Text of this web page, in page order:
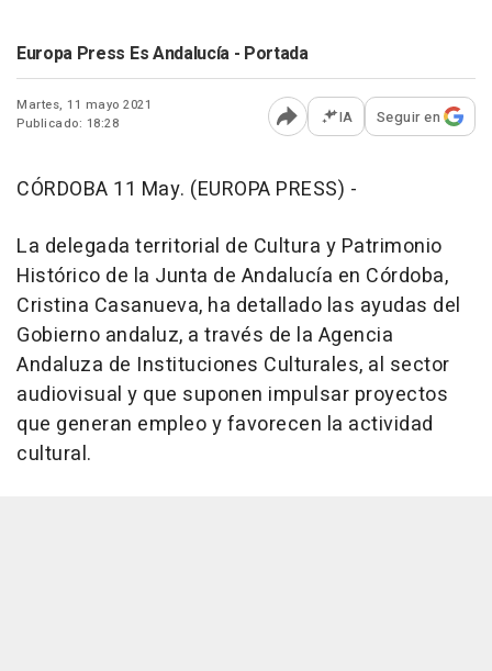
Europa Press Es Andalucía - Portada
Martes, 11 mayo 2021
Publicado: 18:28
Abrir opciones para
IA Seguir en
CÓRDOBA 11 May. (EUROPA PRESS) -
La delegada territorial de Cultura y Patrimonio
Histórico de la Junta de Andalucía en Córdoba,
Cristina Casanueva, ha detallado las ayudas del
Gobierno andaluz, a través de la Agencia
Andaluza de Instituciones Culturales, al sector
audiovisual y que suponen impulsar proyectos
que generan empleo y favorecen la actividad
cultural.